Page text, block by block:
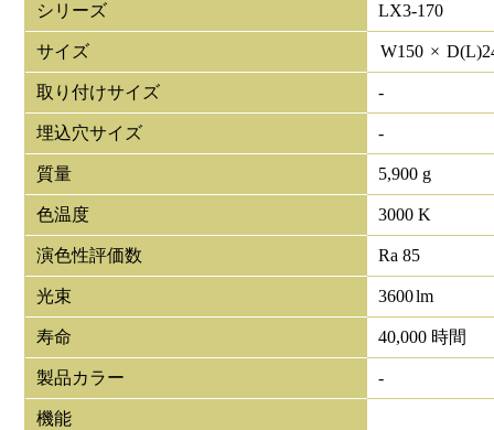
シリーズ LX3-170
サイズ W150 × D(L)
取り付けサイズ -
埋込穴サイズ -
質量 5,900 g
色温度 3000 K
演色性評価数 Ra 85
光束 3600lm
寿命 40,000 時間
製品カラー -
機能